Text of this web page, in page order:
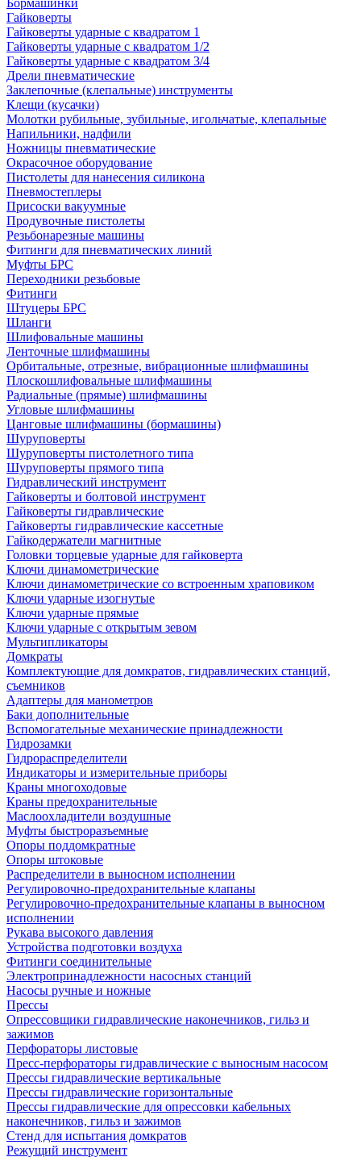
Бормашинки
Гайковерты
Гайковерты ударные с квадратом 1
Гайковерты ударные с квадратом 1/2
Гайковерты ударные с квадратом 3/4
Дрели пневматические
Заклепочные (клепальные) инструменты
Клещи (кусачки)
Молотки рубильные, зубильные, игольчатые, клепальные
Напильники, надфили
Ножницы пневматические
Окрасочное оборудование
Пистолеты для нанесения силикона
Пневмостеплеры
Присоски вакуумные
Продувочные пистолеты
Резьбонарезные машины
Фитинги для пневматических линий
Муфты БРС
Переходники резьбовые
Фитинги
Штуцеры БРС
Шланги
Шлифовальные машины
Ленточные шлифмашины
Орбитальные, отрезные, вибрационные шлифмашины
Плоскошлифовальные шлифмашины
Радиальные (прямые) шлифмашины
Угловые шлифмашины
Цанговые шлифмашины (бормашины)
Шуруповерты
Шуруповерты пистолетного типа
Шуруповерты прямого типа
Гидравлический инструмент
Гайковерты и болтовой инструмент
Гайковерты гидравлические
Гайковерты гидравлические кассетные
Гайкодержатели магнитные
Головки торцевые ударные для гайковерта
Ключи динамометрические
Ключи динамометрические со встроенным храповиком
Ключи ударные изогнутые
Ключи ударные прямые
Ключи ударные с открытым зевом
Мультипликаторы
Домкраты
Комплектующие для домкратов, гидравлических станций,
съемников
Адаптеры для манометров
Баки дополнительные
Вспомогательные механические принадлежности
Гидрозамки
Гидрораспределители
Индикаторы и измерительные приборы
Краны многоходовые
Краны предохранительные
Маслоохладители воздушные
Муфты быстроразъемные
Опоры поддомкратные
Опоры штоковые
Распределители в выносном исполнении
Регулировочно-предохранительные клапаны
Регулировочно-предохранительные клапаны в выносном
исполнении
Рукава высокого давления
Устройства подготовки воздуха
Фитинги соединительные
Электропринадлежности насосных станций
Насосы ручные и ножные
Прессы
Опрессовщики гидравлические наконечников, гильз и
зажимов
Перфораторы листовые
Пресс-перфораторы гидравлические с выносным насосом
Прессы гидравлические вертикальные
Прессы гидравлические горизонтальные
Прессы гидравлические для опрессовки кабельных
наконечников, гильз и зажимов
Стенд для испытания домкратов
Режущий инструмент